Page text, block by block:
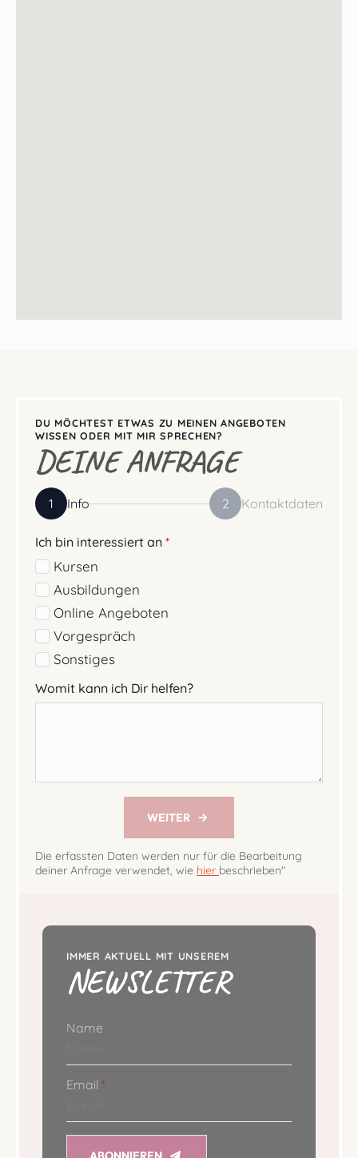
DU MÖCHTEST ETWAS ZU MEINEN ANGEBOTEN
WISSEN ODER MIT MIR SPRECHEN?
DEINE ANFRAGE
1 Info 2 Kontaktdaten
Ich bin interessiert an *
Kursen
Ausbildungen
Online Angeboten
Vorgespräch
Sonstiges
Womit kann ich Dir helfen?
WEITER
Die erfassten Daten werden nur für die Bearbeitung
deiner Anfrage verwendet, wie hier beschrieben"
IMMER AKTUELL MIT UNSEREM
NEWSLETTER
Name
Email *